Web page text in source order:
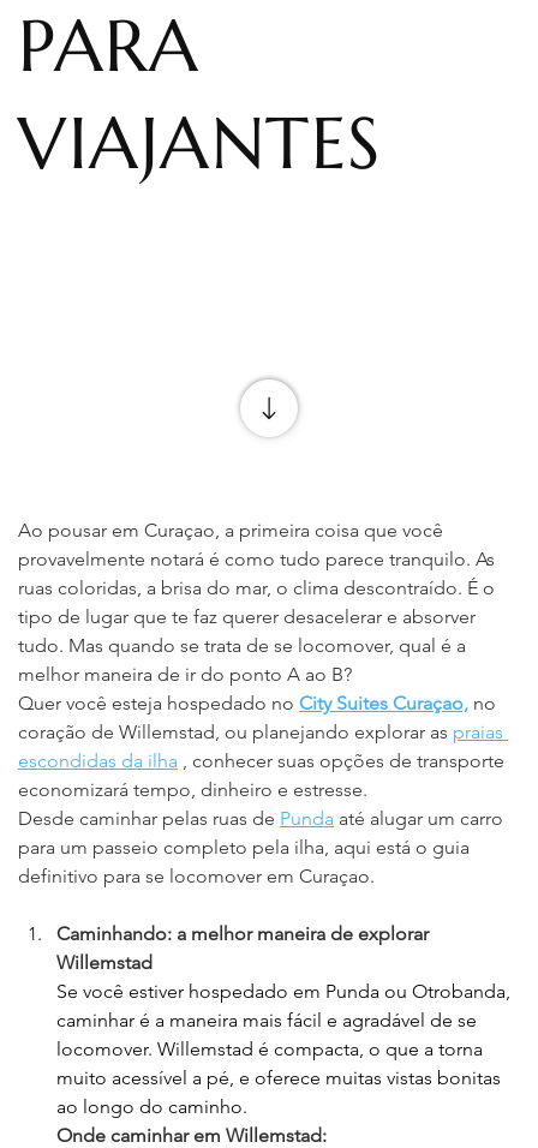
PARA
VIAJANTES
Ao pousar em Curaçao, a primeira coisa que você
provavelmente notará é como tudo parece tranquilo. As
ruas coloridas, a brisa do mar, o clima descontraído. É o
tipo de lugar que te faz querer desacelerar e absorver
tudo. Mas quando se trata de se locomover, qual é a
melhor maneira de ir do ponto A ao B?
Quer você esteja hospedado no City Suites Curaçao, no
coração de Willemstad, ou planejando explorar as praias
escondidas da ilha , conhecer suas opções de transporte
economizará tempo, dinheiro e estresse.
Desde caminhar pelas ruas de Punda até alugar um carro
para um passeio completo pela ilha, aqui está o guia
definitivo para se locomover em Curaçao.
Caminhando: a melhor maneira de explorar
Willemstad
Se você estiver hospedado em Punda ou Otrobanda,
caminhar é a maneira mais fácil e agradável de se
locomover. Willemstad é compacta, o que a torna
muito acessível a pé, e oferece muitas vistas bonitas
ao longo do caminho.
Onde caminhar em Willemstad: